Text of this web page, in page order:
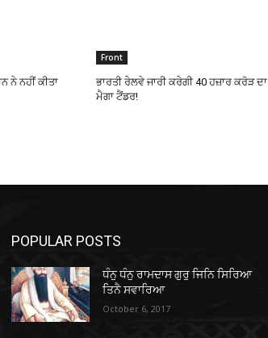
ਨੇ ਨਹੀਂ ਕੀਤਾ
Front
ਭਾਰਤੀ ਰੇਲਵੇ ਜਾਰੀ ਕਰੇਗੀ 40 ਹਜ਼ਾਰ ਕਰੋੜ ਦਾ
ਮੈਗਾ ਟੈਂਡਰ!
POPULAR POSTS
ਧੰਨੁ ਧੰਨੁ ਰਾਮਦਾਸ ਗੁਰੁ ਜਿਨਿ ਸਿਰਿਆ
ਤਿਨੈ ਸਵਾਰਿਆ
October 6, 2017